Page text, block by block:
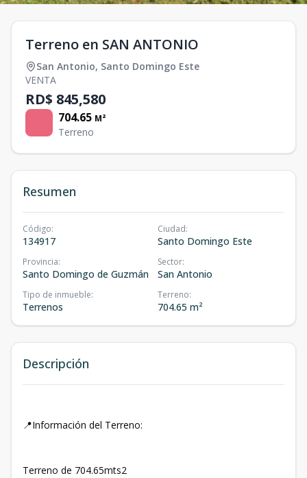
Terreno en SAN ANTONIO
San Antonio, Santo Domingo Este
VENTA
RD$ 845,580
704.65 M²
Terreno
Resumen
Código:
134917
Ciudad:
Santo Domingo Este
Provincia:
Santo Domingo de Guzmán
Sector:
San Antonio
Tipo de inmueble:
Terrenos
Terreno:
704.65 m²
Descripción
📍Información del Terreno:
Terreno de 704.65mts2